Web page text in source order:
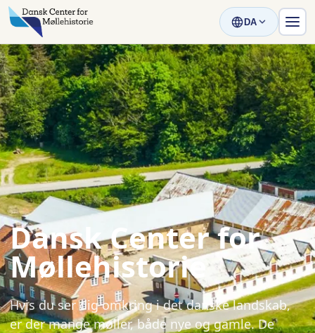
DA
Dansk Center for
Møllehistorie
Hvis du ser dig omkring i det danske landskab,
er der mange møller, både nye og gamle. De